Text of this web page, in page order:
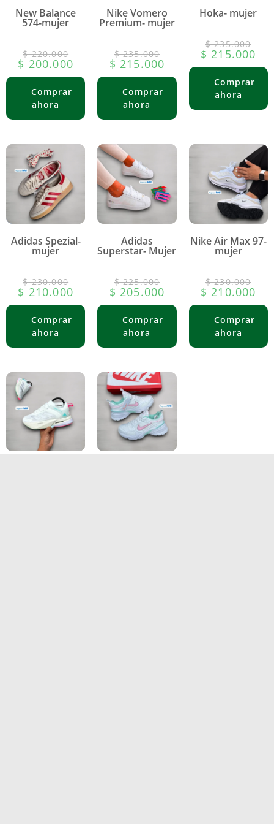
New Balance
574-mujer
$220.000
$ 200.000
Nike Vomero
Premium- mujer
$235.000
$ 215.000
Hoka- mujer
$235.000
$ 215.000
Adidas Spezial-
mujer
$230.000
$ 210.000
Adidas
Superstar- Mujer
$225.000
$ 205.000
Nike Air Max 97-
mujer
$230.000
$ 210.000